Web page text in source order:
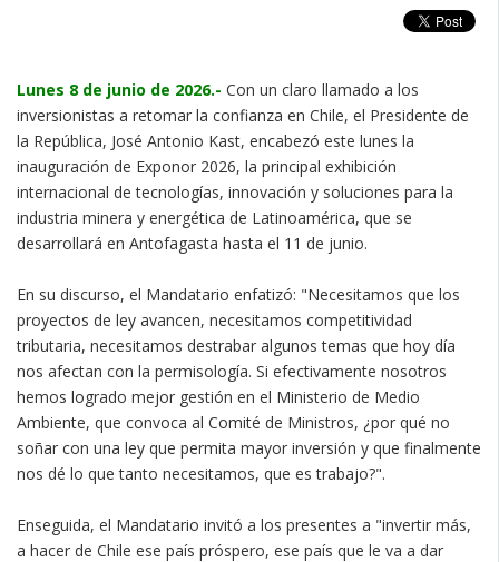
Lunes 8 de junio de 2026.- Con un claro llamado a los
inversionistas a retomar la confianza en Chile, el Presidente de
la República, José Antonio Kast, encabezó este lunes la
inauguración de Exponor 2026, la principal exhibición
internacional de tecnologías, innovación y soluciones para la
industria minera y energética de Latinoamérica, que se
desarrollará en Antofagasta hasta el 11 de junio.
En su discurso, el Mandatario enfatizó: "Necesitamos que los
proyectos de ley avancen, necesitamos competitividad
tributaria, necesitamos destrabar algunos temas que hoy día
nos afectan con la permisología. Si efectivamente nosotros
hemos logrado mejor gestión en el Ministerio de Medio
Ambiente, que convoca al Comité de Ministros, ¿por qué no
soñar con una ley que permita mayor inversión y que finalmente
nos dé lo que tanto necesitamos, que es trabajo?".
Enseguida, el Mandatario invitó a los presentes a "invertir más,
a hacer de Chile ese país próspero, ese país que le va a dar